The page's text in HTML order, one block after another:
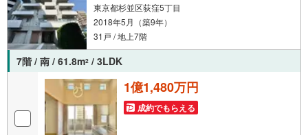
東京都杉並区荻窪5丁目
2018年5月（築9年）
31戸 / 地上7階
7階 / 南 / 61.8m2 / 3LDK
1億1,480万円
成約でもらえる